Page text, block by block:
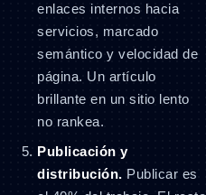
enlaces internos hacia
servicios, marcado
semántico y velocidad de
página. Un artículo
brillante en un sitio lento
no rankea.
Publicación y
distribución. Publicar es